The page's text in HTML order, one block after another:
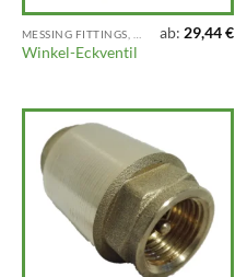
Winkel-Eckventil
ab: 29,44€